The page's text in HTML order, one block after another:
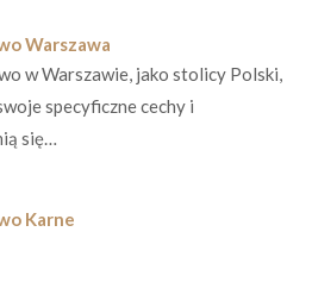
Warszawa
w Warszawie, jako stolicy Polski,
specyficzne cechy i
się…
Karne